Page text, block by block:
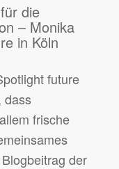
die
– Monika
in Köln
future
dass
frische
der